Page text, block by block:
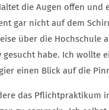
die Augen offen und
gar nicht auf dem
über die Hochschule
habe. Ich wollte
einen Blick auf die
das Pflichtpraktikum